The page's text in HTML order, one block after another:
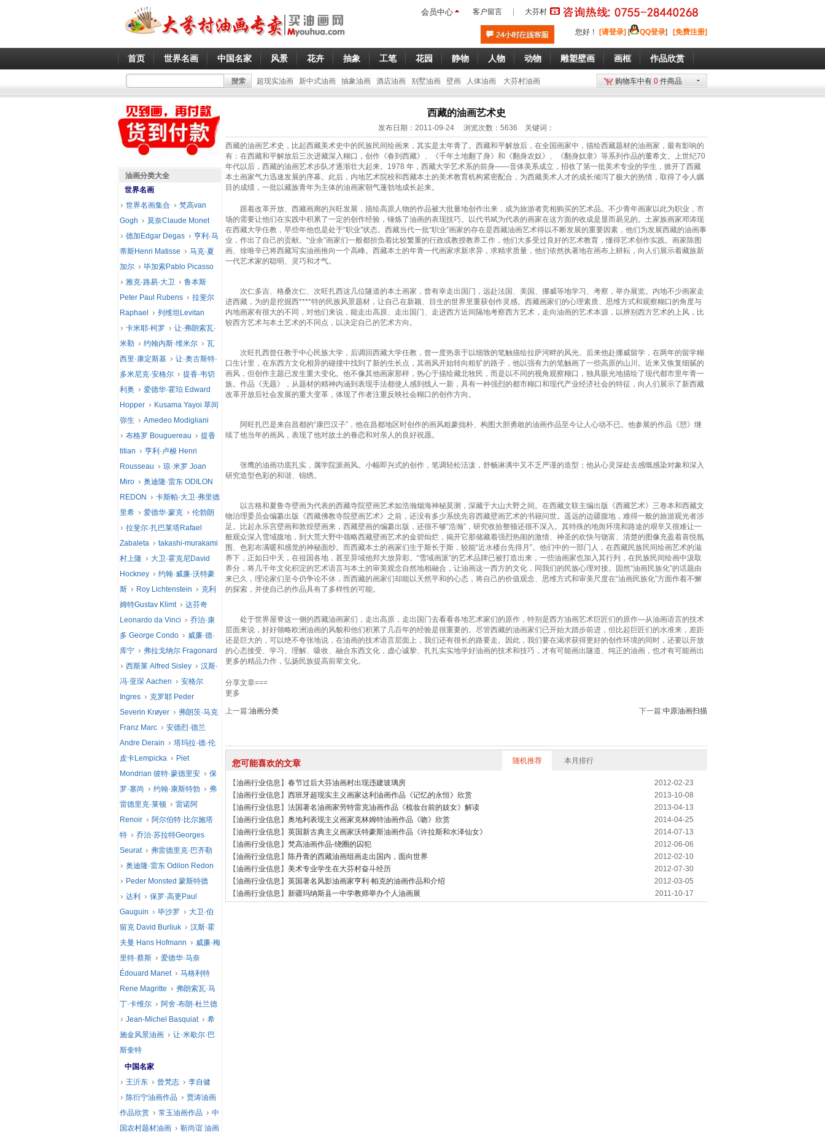
会员中心 客户留言 大芬村
您好 ！ [请登录] [ QQ登录] [免费注册]
首页 世界名画 中国名家 风景 花卉 抽象 工笔 花园 静物 人物 动物 雕塑壁画 画框 作品欣赏
超现实油画 新中式油画 抽象油画 酒店油画 别墅油画 壁画 人体油画 大芬村油画 购物车中有 0 件商品
西藏的油画艺术史
发布日期：2011-09-24 浏览次数：5636 关键词：
西藏的油画艺术史，比起西藏美术史中的民族民间绘画来，其实是太年青了。西藏和平解放后，在全国画家中，描绘西藏题材的油画家，最有影响的
有：在西藏和平解放后三次进藏深入糊口，创作《春到西藏》、《千年土地翻了身》和《翻身农奴》、《翻身奴隶》等系列作品的董希文。上世纪70
年代以后，西藏的油画艺术步队才逐渐壮大起来。1978 年，西藏大学艺术系的前身——音体美系成立，招收了第一批美术专业的学生，掀开了西藏
本土画家气力迅速发展的序幕。此后，内地艺术院校和西藏本土的美术教育机构紧密配合，为西藏美术人才的成长倾泻了极大的热情，取得了令人瞩
目的成绩，一批以藏族青年为主体的油画家朝气蓬勃地成长起来。
跟着改革开放、西藏画廊的兴旺发展，描绘高原人物的作品被大批量地创作出来，成为旅游者竞相购买的艺术品。不少青年画家以此为职业，市
场的需要让他们在实践中积累了一定的创作经验，锤炼了油画的表现技巧。以代书斌为代表的画家在这方面的收成是显而易见的。土家族画家邓涛现
在西藏大学任教，早些年他也是处于“职业”状态。西藏当代一批“职业”画家的存在是西藏油画艺术得以不断发展的重要因素，他们为发展西藏的油画事
业，作出了自己的贡献。“业余”画家们一般都担负着比较繁重的行政或教授教养工作，他们大多受过良好的艺术教育，懂得艺术创作实践。画家陈图
画、徐唯辛已将西藏写实油画推向一个高峰。西藏本土的年青一代画家求新求异，求精求质量，他们依然执著地在画布上耕耘，向人们展示着藏族新
一代艺术家的聪明、灵巧和才气。
次仁多吉、格桑次仁、次旺扎西这几位隧道的本土画家，曾有幸走出国门，远赴法国、美国、挪威等地学习、考察，举办展览。内地不少画家走
进西藏，为的是挖掘西****特的民族风景题材，让自己在新颖、目生的世界里重获创作灵感。西藏画家们的心理素质、思维方式和观察糊口的角度与
内地画家有很大的不同，对他们来说，能走出高原、走出国门、走进西方近间隔地考察西方艺术，走向油画的艺术本源，以辨别西方艺术的上风，比
较西方艺术与本土艺术的不同点，以决定自己的艺术方向。
次旺扎西曾任教于中心民族大学，后调回西藏大学任教，曾一度热衷于以细致的笔触描绘拉萨河畔的风光。后来他赴挪威留学，在两年的留学糊
口生计里，在东西方文化相异的碰撞中找到了新的生长点，其画风开始转向粗犷的路子，他以强有力的笔触画了一些高原的山川。近来又恢复细腻的
画风，但创作主题已发生重大变化。他不像其他画家那样，热心于描绘藏北牧民，而是以不同的视角观察糊口，独具眼光地描绘了现代都市里年青一
族。作品《无题》，从题材的精神内涵到表现手法都使人感到线人一新，具有一种强烈的都市糊口和现代产业经济社会的特征，向人们展示了新西藏
改革开放后社会发展的重大变革，体现了作者注重反映社会糊口的创作方向。
阿旺扎巴是来自昌都的“康巴汉子”，他在昌都地区时创作的画风粗豪拙朴、构图大胆勇敢的油画作品至今让人心动不已。他参展的作品《憩》继
续了他当年的画风，表现了他对故土的眷恋和对亲人的良好祝愿。
张鹰的油画功底扎实，属学院派画风。小幅即兴式的创作，笔调轻松活泼，舒畅淋漓中又不乏严谨的造型；他从心灵深处去感慨感染对象和深入
研究造型色彩的和谐、锦绣。
以古格和夏鲁寺壁画为代表的西藏寺院壁画艺术如浩瀚烟海神秘莫测，深藏于大山大野之间。在西藏文联主编出版《西藏艺术》三卷本和西藏文
物治理委员会编纂出版《西藏佛教寺院壁画艺术》之前，还没有多少系统先容西藏壁画艺术的书籍问世。遥远的边疆腹地，难得一般的旅游观光者涉
足。比起永乐宫壁画和敦煌壁画来，西藏壁画的编纂出版，还很不够“浩瀚”，研究收拾整顿还很不深入。其特殊的地舆环境和路途的艰辛又很难让一
般观众深入雪域腹地，到大荒大野中领略西藏壁画艺术的金碧灿烂，揭开它那储藏着强烈热闹的激情、神圣的欢快与饶富、清楚的图像充盈着喜悦氛
围、色彩布满暖和感觉的神秘面纱。而西藏本土的画家们生于斯长于斯，较能“近水楼台先得月”。他们中的一部门人，在西藏民族民间绘画艺术的滋
养下，正如日中天，在祖国各地，甚至异域他邦大放异彩。“雪域画派”的艺术品牌已被打造出来，一些油画家也加入其行列，在民族民间绘画中汲取
养分，将几千年文化积淀的艺术语言与本土的审美观念自然地相融合，让油画这一西方的文化，同我们的民族心理对接。固然“油画民族化”的话题由
来已久，理论家们至今仍争论不休，而西藏的画家们却能以天然平和的心态，将自己的价值观念、思维方式和审美尺度在“油画民族化”方面作着不懈
的探索，并使自己的作品具有了多样性的可能。
处于世界屋脊这一侧的西藏油画家们，走出高原，走出国门去看看各地艺术家们的原作，特别是西方油画艺术巨匠们的原作—从油画语言的技术
层面来说，好好领略欧洲油画的风貌和他们积累了几百年的经验是很重要的。尽管西藏的油画家们已开始大踏步前进，但比起巨匠们的水准来，差距
还是巨大的，可以绝不夸张地说，在油画的技术语言层面上，我们还有很长的路要走。因此，我们要在渴求获得更好的创作环境的同时，还要以开放
的心态接受、学习、理解、吸收、融合东西文化，虚心诚挚、扎扎实实地学好油画的技术和技巧，才有可能画出隧道、纯正的油画，也才有可能画出
更多的精品力作，弘扬民族提高前辈文化。
分享文章===
更多
上一篇:油画分类 下一篇:中原油画扫描
您可能喜欢的文章 随机推荐 本月排行
2012-02-23
【油画行业信息 】 春节过后大芬油画村出现违建玻璃房
2013-10-08
【油画行业信息 】 西班牙超现实主义画家达利油画作品《记忆的永恒》欣赏
2013-04-13
【油画行业信息 】 法国著名油画家劳特雷克油画作品《梳妆台前的妓女》解读
2014-04-25
【油画行业信息 】 奥地利表现主义画家克林姆特油画作品《吻》欣赏
2014-07-13
【油画行业信息 】 英国新古典主义画家沃特豪斯油画作品《许拉斯和水泽仙女》
2012-06-06
【油画行业信息 】 梵高油画作品-绕圈的囚犯
2012-02-10
【油画行业信息 】 陈丹青的西藏油画组画走出国内，面向世界
2012-07-30
【油画行业信息 】 美术专业学生在大芬村奋斗经历
2012-03-05
【油画行业信息 】 英国著名风影油画家亨利·帕克的油画作品和介绍
2011-10-17
【油画行业信息 】 新疆玛纳斯县一中学教师举办个人油画展
油画分类大全
世界名画
世界名画集合
梵高van
Gogh
莫奈Claude Monet
德加Edgar Degas
亨利·马
蒂斯Henri Matisse
马克·夏
加尔
毕加索Pablo Picasso
雅克·路易·大卫
鲁本斯
Peter Paul Rubens
拉斐尔
Raphael
列维坦Levitan
卡米耶·柯罗
让·弗朗索瓦·
米勒
约翰内斯·维米尔
瓦
西里·康定斯基
让·奥古斯特·
多米尼克·安格尔
提香·韦切
利奥
爱德华·霍珀 Edward
Hopper
Kusama Yayoi 草间
弥生
Amedeo Modigliani
布格罗 Bouguereau
提香
titian
亨利·卢梭 Henri
Rousseau
琼·米罗 Joan
Miro
奥迪隆·雷东 ODILON
REDON
卡斯帕·大卫·弗里德
里希
爱德华·蒙克
伦勃朗
拉斐尔·扎巴莱塔Rafael
Zabaleta
takashi-murakami
村上隆
大卫·霍克尼David
Hockney
约翰·威廉·沃特豪
斯
Roy Lichtenstein
克利
姆特Gustav Klimt
达芬奇
Leonardo da Vinci
乔治·康
多 George Condo
威廉·德·
库宁
弗拉戈纳尔 Fragonard
西斯莱 Alfred Sisley
汉斯·
冯·亚琛 Aachen
安格尔
Ingres
克罗耶 Peder
Severin Krøyer
弗朗茨·马克
Franz Marc
安德烈·德兰
Andre Derain
塔玛拉·德·伦
皮卡Lempicka
Piet
Mondrian 彼特·蒙德里安
保
罗·塞尚
约翰·康斯特勃
弗
雷德里克·莱顿
雷诺阿
Renoir
阿尔伯特·比尔施塔
特
乔治·苏拉特Georges
Seurat
弗雷德里克·巴齐勒
奥迪隆·雷东 Odilon Redon
Peder Monsted 蒙斯特德
达利
保罗·高更Paul
Gauguin
毕沙罗
大卫·伯
留克 David Burliuk
汉斯·霍
夫曼 Hans Hofmann
威廉·梅
里特·蔡斯
爱德华·马奈
Édouard Manet
马格利特
Rene Magritte
弗朗索瓦·马
丁·卡维尔
阿舍·布朗·杜兰德
Jean-Michel Basquiat
希
施金风景油画
让·米歇尔·巴
斯奎特
中国名家
王沂东
曾梵志
李自健
陈衍宁油画作品
贾涛油画
作品欣赏
常玉油画作品
中
国农村题材油画
靳尚谊 油画